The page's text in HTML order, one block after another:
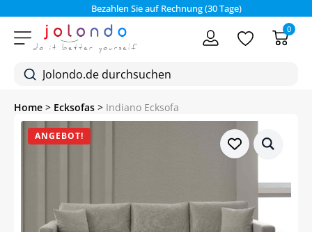
Bezahlen Sie auf Rechnung (30 Tage)
0
Home > Ecksofas > Indiano Ecksofa
ANGEBOT!